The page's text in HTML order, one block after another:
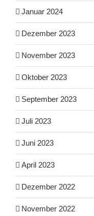
Januar 2024
Dezember 2023
November 2023
Oktober 2023
September 2023
Juli 2023
Juni 2023
April 2023
Dezember 2022
November 2022